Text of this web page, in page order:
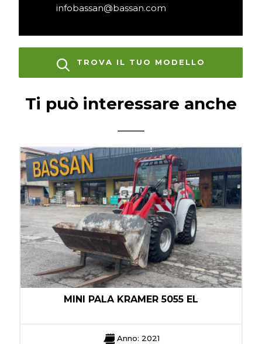
infobassan@bassan.com
TROVA IL TUO MODELLO
Ti può interessare anche
MINI PALA KRAMER 5055 EL
Anno: 2021